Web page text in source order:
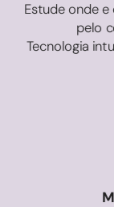
Estude onde
pelo
Tecnologia